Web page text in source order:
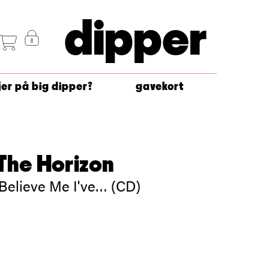
dipper
på big dipper? gavekort
Horizon
Me I've… (CD)